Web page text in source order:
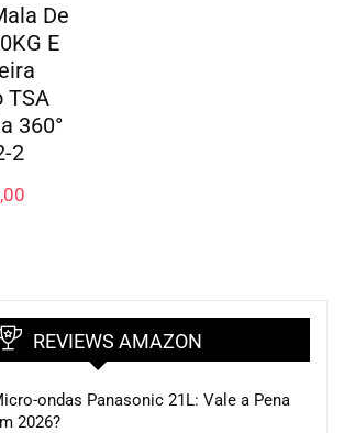
De
E
TSA
360°
2
REVIEWS AMAZON
ondas Panasonic 21L: Vale a Pena
2026?